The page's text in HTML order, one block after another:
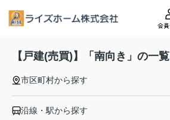
【戸建(売買)】「南向き」の一覧
市区町村から探す
沿線・駅から探す